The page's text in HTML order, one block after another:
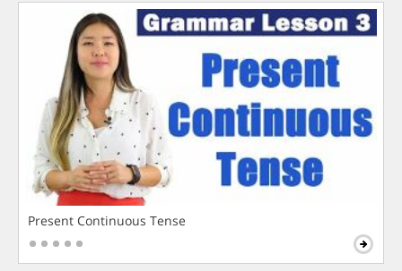
Present Continuous Tense